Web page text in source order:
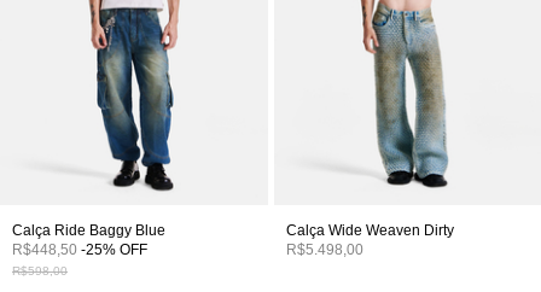
Calça Ride Baggy Blue
R$448,50 -25% OFF
R$598,00
Calça Wide Weaven Dirty
R$5.498,00